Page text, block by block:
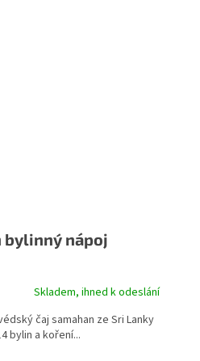
bylinný nápoj
je 5,0 z 5 hvězdiček.
Skladem, ihned k odeslání
čaj samahan ze Sri Lanky
bylin a koření...